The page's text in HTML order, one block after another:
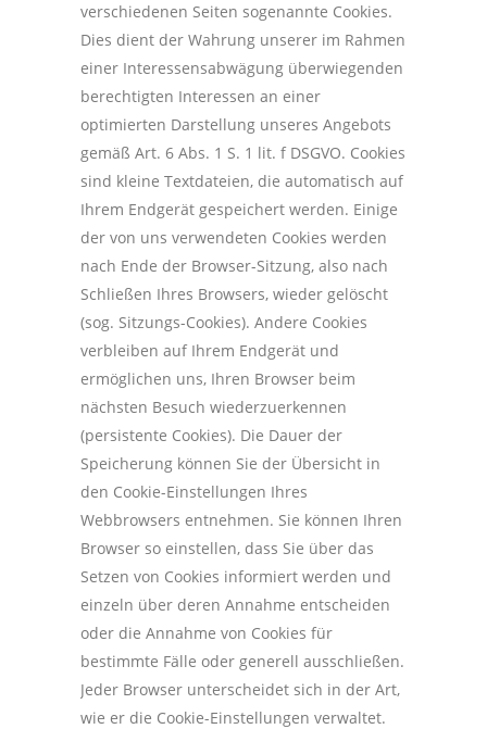
verschiedenen Seiten sogenannte Cookies.
Dies dient der Wahrung unserer im Rahmen
einer Interessensabwägung überwiegenden
berechtigten Interessen an einer
optimierten Darstellung unseres Angebots
gemäß Art. 6 Abs. 1 S. 1 lit. f DSGVO. Cookies
sind kleine Textdateien, die automatisch auf
Ihrem Endgerät gespeichert werden. Einige
der von uns verwendeten Cookies werden
nach Ende der Browser-Sitzung, also nach
Schließen Ihres Browsers, wieder gelöscht
(sog. Sitzungs-Cookies). Andere Cookies
verbleiben auf Ihrem Endgerät und
ermöglichen uns, Ihren Browser beim
nächsten Besuch wiederzuerkennen
(persistente Cookies). Die Dauer der
Speicherung können Sie der Übersicht in
den Cookie-Einstellungen Ihres
Webbrowsers entnehmen. Sie können Ihren
Browser so einstellen, dass Sie über das
Setzen von Cookies informiert werden und
einzeln über deren Annahme entscheiden
oder die Annahme von Cookies für
bestimmte Fälle oder generell ausschließen.
Jeder Browser unterscheidet sich in der Art,
wie er die Cookie-Einstellungen verwaltet.